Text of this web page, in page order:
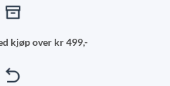
kjøp over kr 499,-